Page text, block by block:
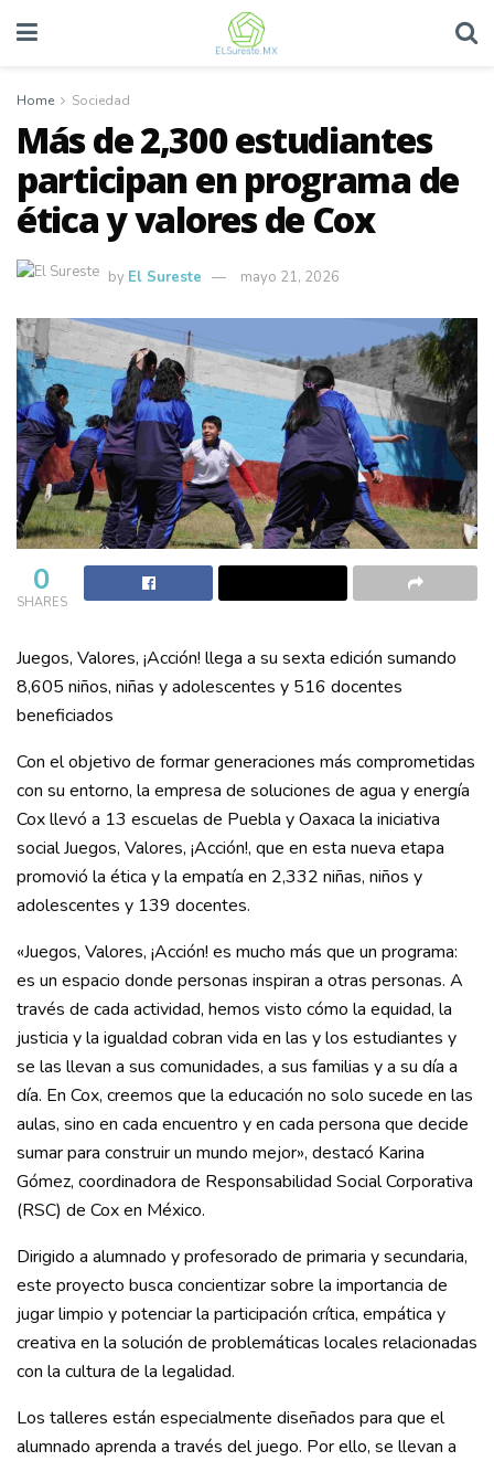
Home Sociedad
Más de 2,300 estudiantes
participan en programa de
ética y valores de Cox
by El Sureste mayo 21, 2026
0
SHARES
Juegos, Valores, ¡Acción! llega a su sexta edición sumando
8,605 niños, niñas y adolescentes y 516 docentes
beneficiados
Con el objetivo de formar generaciones más comprometidas
con su entorno, la empresa de soluciones de agua y energía
Cox llevó a 13 escuelas de Puebla y Oaxaca la iniciativa
social Juegos, Valores, ¡Acción!, que en esta nueva etapa
promovió la ética y la empatía en 2,332 niñas, niños y
adolescentes y 139 docentes.
«Juegos, Valores, ¡Acción! es mucho más que un programa:
es un espacio donde personas inspiran a otras personas. A
través de cada actividad, hemos visto cómo la equidad, la
justicia y la igualdad cobran vida en las y los estudiantes y
se las llevan a sus comunidades, a sus familias y a su día a
día. En Cox, creemos que la educación no solo sucede en las
aulas, sino en cada encuentro y en cada persona que decide
sumar para construir un mundo mejor», destacó Karina
Gómez, coordinadora de Responsabilidad Social Corporativa
(RSC) de Cox en México.
Dirigido a alumnado y profesorado de primaria y secundaria,
este proyecto busca concientizar sobre la importancia de
jugar limpio y potenciar la participación crítica, empática y
creativa en la solución de problemáticas locales relacionadas
con la cultura de la legalidad.
Los talleres están especialmente diseñados para que el
alumnado aprenda a través del juego. Por ello, se llevan a